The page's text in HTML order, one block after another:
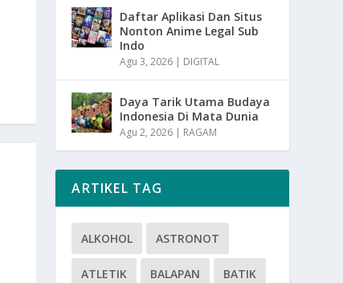
Daftar Aplikasi Dan Situs
Nonton Anime Legal Sub
Indo
Agu 3, 2026 | DIGITAL
Daya Tarik Utama Budaya
Indonesia Di Mata Dunia
Agu 2, 2026 | RAGAM
ARTIKEL TAG
ALKOHOL ASTRONOT
ATLETIK BALAPAN BATIK